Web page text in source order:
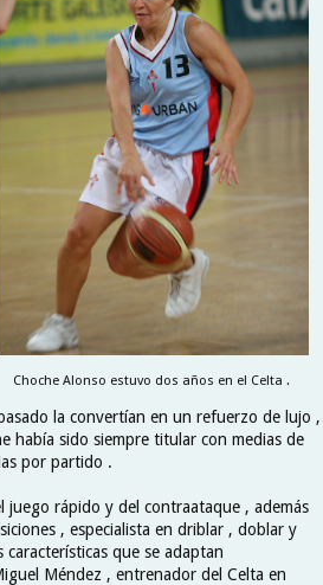
Choche Alonso estuvo dos años en el Celta .
la convertían en un refuerzo de lujo ,
había sido siempre titular con medias de
por partido .
juego rápido y del contraataque , además
, especialista en driblar , doblar y
que se adaptan
Méndez , entrenador del Celta en